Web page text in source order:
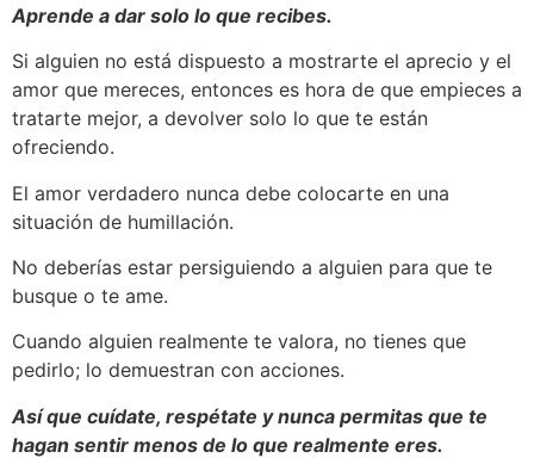
Aprende a dar solo lo que recibes.
Si alguien no está dispuesto a mostrarte el aprecio y el
amor que mereces, entonces es hora de que empieces a
tratarte mejor, a devolver solo lo que te están
ofreciendo.
El amor verdadero nunca debe colocarte en una
situación de humillación.
No deberías estar persiguiendo a alguien para que te
busque o te ame.
Cuando alguien realmente te valora, no tienes que
pedirlo; lo demuestran con acciones.
Así que cuídate, respétate y nunca permitas que te
hagan sentir menos de lo que realmente eres.